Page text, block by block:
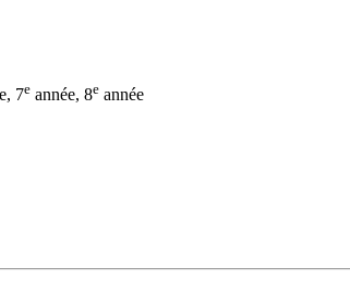
7e année, 8e année